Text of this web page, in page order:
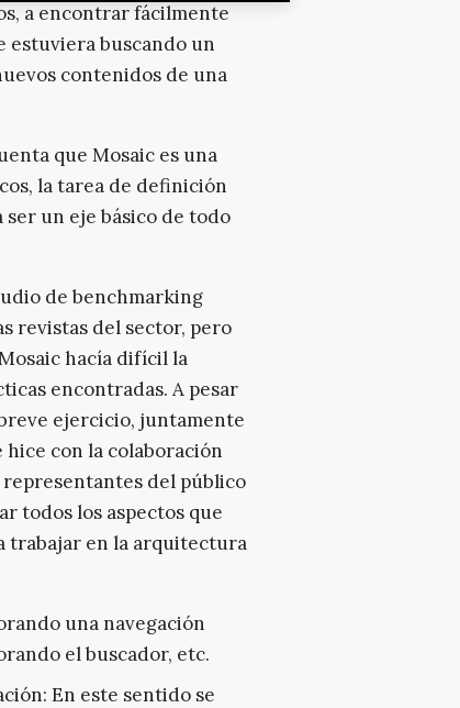
a encontrar fácilmente
estuviera buscando un
contenidos de una
que Mosaic es una
la tarea de definición
un eje básico de todo
de benchmarking
revistas del sector, pero
hacía difícil la
encontradas. A pesar
ejercicio, juntamente
con la colaboración
representantes del público
todos los aspectos que
trabajar en la arquitectura
una navegación
el buscador, etc.
En este sentido se